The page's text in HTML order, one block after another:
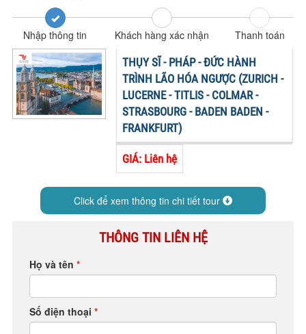
TOUR COMBO
DỊCH VỤ
GIỚI THIỆU
HỒ SƠ NĂNG LỰC
PROFILE EN
THƯ KHEN VIETLUXTOUR
Nhập thông tin Khách hàng xác nhận
Thanh toán
THỤY SĨ - PHÁP - ĐỨC HÀNH
TRÌNH LÃO HÓA NGƯỢC (ZURICH -
LUCERNE - TITLIS - COLMAR -
STRASBOURG - BADEN BADEN -
FRANKFURT)
GIÁ: Liên hệ
Click để xem thông tin chi tiết tour
THÔNG TIN LIÊN HỆ
Họ và tên *
Số điện thoại *